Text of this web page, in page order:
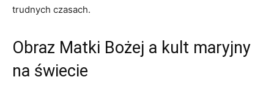
trudnych czasach.
Obraz Matki​ Bożej a ‍kult maryjny
na świecie